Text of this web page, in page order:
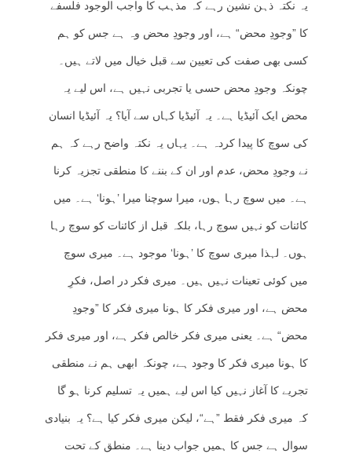
یہ نکتہ ذہن نشین رہے کہ مذہب کا واجب الوجود فلسفے
کا ”وجودِ محض“ ہے، اور وجودِ محض وہ ہے جس کو ہم
کسی بھی صفت کی تعیین سے قبل خیال میں لاتے ہیں۔
چونکہ وجودِ محض حسی یا تجربی نہیں ہے، اس لیے یہ
محض ایک آئیڈیا ہے۔ یہ آئیڈیا کہاں سے آیا؟ یہ آئیڈیا انسان
کی سوچ کا پیدا کردہ ہے۔ یہاں یہ نکتہ واضح رہے کہ ہم
نے وجودِ محض، عدم اور ان کے بننے کا منطقی تجزیہ کرنا
ہے۔ میں سوچ رہا ہوں، میرا سوچنا میرا ’ہونا‘ ہے۔ میں
کائنات کو نہیں سوچ رہا، بلکہ قبل از کائنات کو سوچ رہا
ہوں۔ لہذا میری سوچ کا ’ہونا‘ موجود ہے۔ میری سوچ
میں کوئی تعینات نہیں ہیں۔ میری فکر در اصل، فکرِ
محض ہے، اور میری فکر کا ہونا میری فکر کا ”وجودِ
محض“ ہے۔ یعنی میری فکر خالص فکر ہے، اور میری فکر
کا ہونا میری فکر کا وجود ہے، چونکہ ابھی ہم نے منطقی
تجریے کا آغاز نہیں کیا اس لیے ہمیں یہ تسلیم کرنا ہو گا
کہ میری فکر فقط ”ہے“، لیکن میری فکر کیا ہے؟ یہ بنیادی
سوال ہے جس کا ہمیں جواب دینا ہے۔ منطق کے تحت